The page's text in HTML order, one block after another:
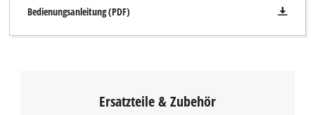
Bedienungsanleitung (PDF)
Ersatzteile & Zubehör